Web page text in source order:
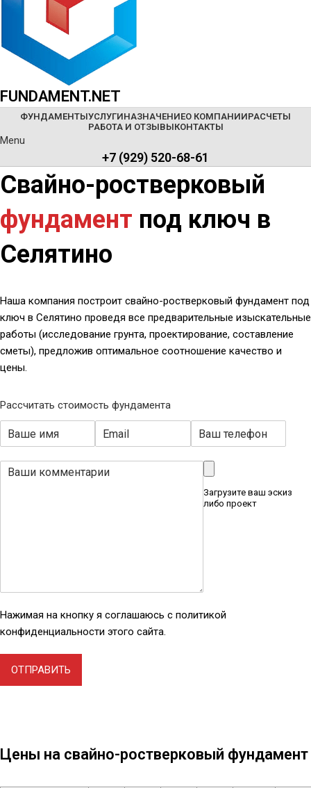
FUNDAMENT.NET
ФУНДАМЕНТЫУСЛУГИНАЗНАЧЕНИЕО КОМПАНИИРАСЧЕТЫ
РАБОТА И ОТЗЫВЫКОНТАКТЫ
Menu
+7 (929) 520-68-61
Свайно-ростверковый
фундамент под ключ в
Селятино
Наша компания построит свайно-ростверковый фундамент под
ключ в Селятино проведя все предварительные изыскательные
работы (исследование грунта, проектирование, составление
сметы), предложив оптимальное соотношение качество и
цены.
Рассчитать стоимость фундамента
Загрузите ваш эскиз
либо проект
Нажимая на кнопку я соглашаюсь с политикой
конфиденциальности этого сайта.
ОТПРАВИТЬ
Цены на свайно-ростверковый фундамент